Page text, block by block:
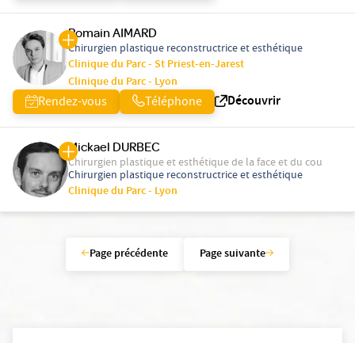
Romain AIMARD
Chirurgien plastique reconstructrice et esthétique
Clinique du Parc - St Priest-en-Jarest
Clinique du Parc - Lyon
Rendez-vous Téléphone Découvrir
Mickael DURBEC
Chirurgien plastique et esthétique de la face et du cou
Chirurgien plastique reconstructrice et esthétique
Clinique du Parc - Lyon
Page précédente Page suivante